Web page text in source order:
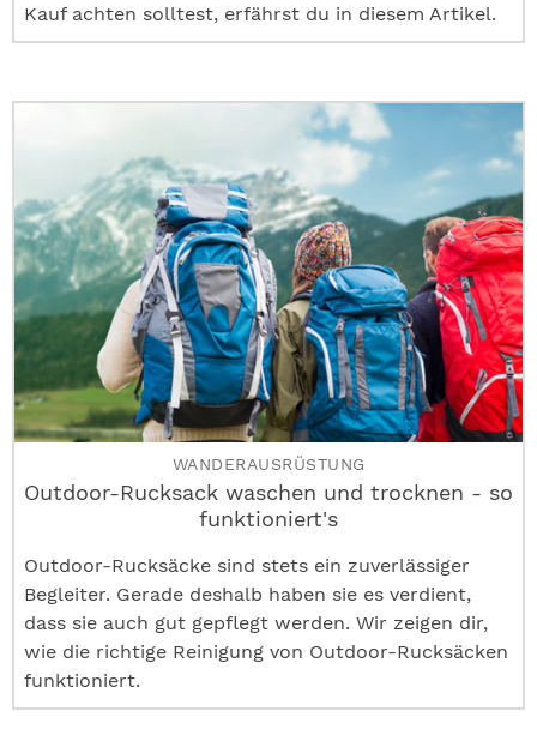
Kauf achten solltest, erfährst du in diesem Artikel.
WANDERAUSRÜSTUNG
Outdoor-Rucksack waschen und trocknen - so
funktioniert's
Outdoor-Rucksäcke sind stets ein zuverlässiger
Begleiter. Gerade deshalb haben sie es verdient,
dass sie auch gut gepflegt werden. Wir zeigen dir,
wie die richtige Reinigung von Outdoor-Rucksäcken
funktioniert.